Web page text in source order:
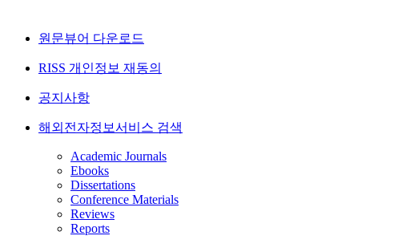
원문뷰어 다운로드
RISS 개인정보 재동의
공지사항
해외전자정보서비스 검색
Academic Journals
Ebooks
Dissertations
Conference Materials
Reviews
Reports